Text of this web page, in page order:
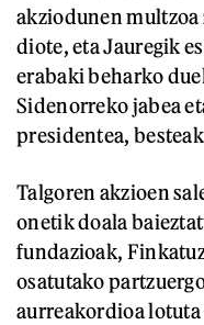
akziodunen
diote, eta Jauregik
erabaki beharko
Sidenorreko jabea
presidentea,
Talgoren akzioen
onetik doala
fundazioak,
osatutako
aurreakordioa lotuta